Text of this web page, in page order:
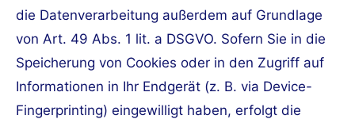
die Datenverarbeitung außerdem auf Grundlage
von Art. 49 Abs. 1 lit. a DSGVO. Sofern Sie in die
Speicherung von Cookies oder in den Zugriff auf
Informationen in Ihr Endgerät (z. B. via Device-
Fingerprinting) eingewilligt haben, erfolgt die